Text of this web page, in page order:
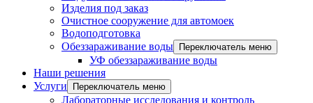
Изделия под заказ
Очистное сооружение для автомоек
Водоподготовка
Обеззараживание воды
Переключатель меню
УФ обеззараживание воды
Наши решения
Услуги
Переключатель меню
Лабораторные исследования и контроль